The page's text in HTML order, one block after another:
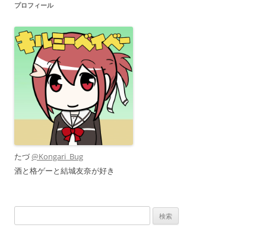
プロフィール
たづ@Kongari_Bug
酒と格ゲーと結城友奈が好き
索: